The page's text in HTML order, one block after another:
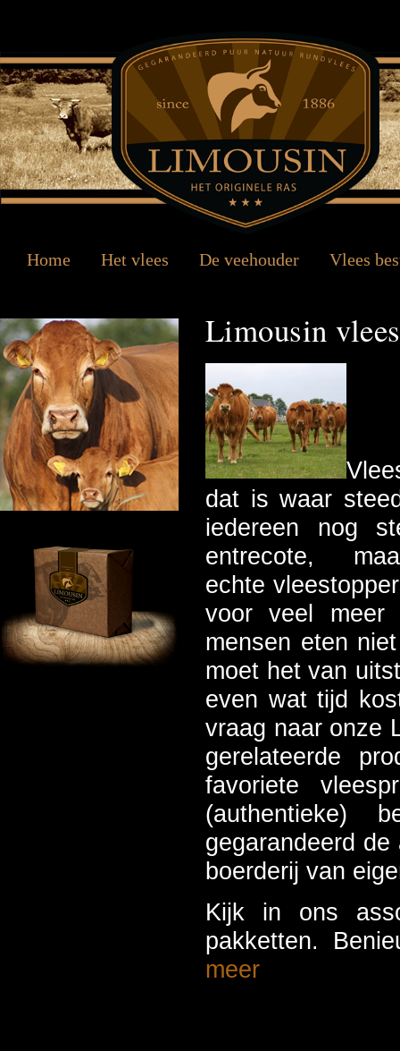
Home Het vlees De veehouder Vlees
Limousin
dat is waar
iedereen nog
entrecote,
echte
voor veel meer
mensen eten
moet het van
even wat tijd
vraag naar onze
gerelateerde
favoriete
(authentieke)
gegarandeerd
boerderij van
Kijk in ons
pakketten.
meer